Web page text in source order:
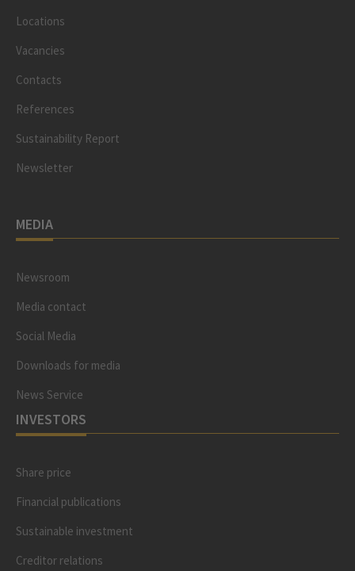
Locations
Vacancies
Contacts
References
Sustainability Report
Newsletter
MEDIA
Newsroom
Media contact
Social Media
Downloads for media
News Service
INVESTORS
Share price
Financial publications
Sustainable investment
Creditor relations